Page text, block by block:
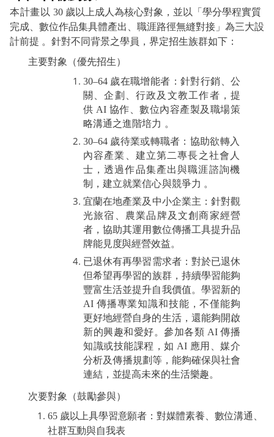
本計畫以 30 歲以上成人為核心對象，並以「學分學程實質
完成、數位作品集具體產出、職涯路徑無縫對接」為三大設
計前提 。針對不同背景之學員，界定招生族群如下：
主要對象（優先招生）
30–64 歲在職增能者：針對行銷、公
關、企劃、行政及文教工作者，提
供 AI 協作、數位內容產製及職場策
略溝通之進階培力 。
30–64 歲待業或轉職者：協助欲轉入
內容產業、建立第二專長之社會人
士，透過作品集產出與職涯諮詢機
制，建立就業信心與競爭力 。
宜蘭在地產業及中小企業主：針對觀
光旅宿、農業品牌及文創商家經營
者，協助其運用數位傳播工具提升品
牌能見度與經營效益。
已退休有再學習需求者：對於已退休
但希望再學習的族群，持續學習能夠
豐富生活並提升自我價值。學習新的
AI 傳播專業知識和技能，不僅能夠
更好地經營自身的生活，還能夠開啟
新的興趣和愛好。參加各類 AI傳播
知識或技能課程，如 AI 應用、媒介
分析及傳播規劃等，能夠確保與社會
連結，並提高未來的生活樂趣。
次要對象（鼓勵參與）
65 歲以上具學習意願者：對媒體素養、數位溝通、
社群互動與自我表